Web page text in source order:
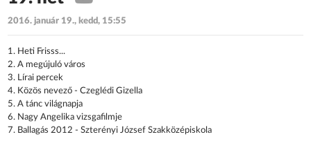
2016. január 19., kedd, 15:55
1. Heti Frisss...
2. A megújuló város
3. Lírai percek
4. Közös nevező - Czeglédi Gizella
5. A tánc világnapja
6. Nagy Angelika vizsgafilmje
7. Ballagás 2012 - Szterényi József Szakközépiskola